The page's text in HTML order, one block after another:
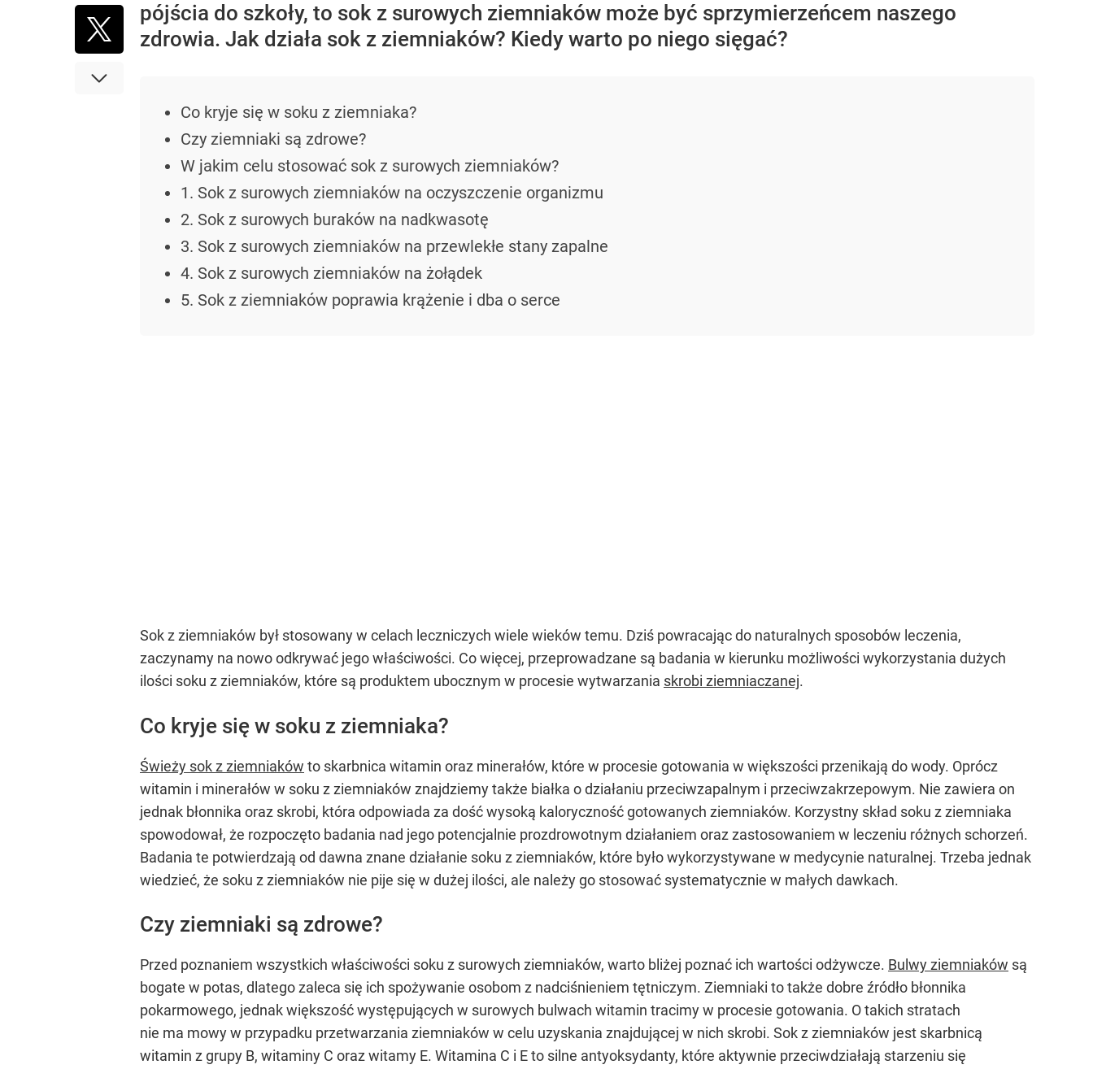
pójścia do szkoły, to sok z surowych ziemniaków może być sprzymierzeńcem naszego
zdrowia. Jak działa sok z ziemniaków? Kiedy warto po niego sięgać?
Co kryje się w soku z ziemniaka?
Czy ziemniaki są zdrowe?
W jakim celu stosować sok z surowych ziemniaków?
1. Sok z surowych ziemniaków na oczyszczenie organizmu
2. Sok z surowych buraków na nadkwasotę
3. Sok z surowych ziemniaków na przewlekłe stany zapalne
4. Sok z surowych ziemniaków na żołądek
5. Sok z ziemniaków poprawia krążenie i dba o serce
Sok z ziemniaków był stosowany w celach leczniczych wiele wieków temu. Dziś powracając do naturalnych sposobów leczenia,
zaczynamy na nowo odkrywać jego właściwości. Co więcej, przeprowadzane są badania w kierunku możliwości wykorzystania dużych
ilości soku z ziemniaków, które są produktem ubocznym w procesie wytwarzania skrobi ziemniaczanej.
Co kryje się w soku z ziemniaka?
Świeży sok z ziemniaków to skarbnica witamin oraz minerałów, które w procesie gotowania w większości przenikają do wody. Oprócz
witamin i minerałów w soku z ziemniaków znajdziemy także białka o działaniu przeciwzapalnym i przeciwzakrzepowym. Nie zawiera on
jednak błonnika oraz skrobi, która odpowiada za dość wysoką kaloryczność gotowanych ziemniaków. Korzystny skład soku z ziemniaka
spowodował, że rozpoczęto badania nad jego potencjalnie prozdrowotnym działaniem oraz zastosowaniem w leczeniu różnych schorzeń.
Badania te potwierdzają od dawna znane działanie soku z ziemniaków, które było wykorzystywane w medycynie naturalnej. Trzeba jednak
wiedzieć, że soku z ziemniaków nie pije się w dużej ilości, ale należy go stosować systematycznie w małych dawkach.
Czy ziemniaki są zdrowe?
Przed poznaniem wszystkich właściwości soku z surowych ziemniaków, warto bliżej poznać ich wartości odżywcze. Bulwy ziemniaków są
bogate w potas, dlatego zaleca się ich spożywanie osobom z nadciśnieniem tętniczym. Ziemniaki to także dobre źródło błonnika
pokarmowego, jednak większość występujących w surowych bulwach witamin tracimy w procesie gotowania. O takich stratach
nie ma mowy w przypadku przetwarzania ziemniaków w celu uzyskania znajdującej w nich skrobi. Sok z ziemniaków jest skarbnicą
witamin z grupy B, witaminy C oraz witamy E. Witamina C i E to silne antyoksydanty, które aktywnie przeciwdziałają starzeniu się